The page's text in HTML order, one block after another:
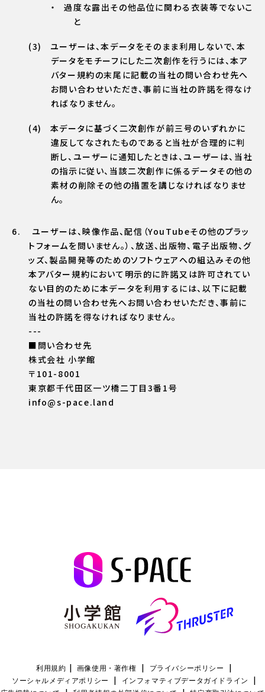
過度な露出その他品位に関わる衣装等でないこ
と
ユーザーは、本データをそのまま利用しないで、本
データをモチーフにした二次創作を行うには、本ア
バター規約の末尾に記載の当社の問い合わせ先へ
お問い合わせいただき、事前に当社の許諾を得なけ
ればなりません。
本データに基づく二次創作が前三号のいずれかに
違反してなされたものであると当社が合理的に判
断し、ユーザーに通知したときは、ユーザーは、当社
の指示に従い、当該二次創作に係るデータその他の
素材の削除その他の措置を講じなければなりませ
ん。
ユーザーは、映像作品、配信（YouTubeその他のプラッ
トフォームを問いません。）、放送、出版物、電子出版物、グ
ッズ、製品開発等のためのソフトウェアへの組込みその他
本アバター規約において明示的に許諾又は許可されてい
ない目的のために本データを利用するには、以下に記載
の当社の問い合わせ先へお問い合わせいただき、事前に
当社の許諾を得なければなりません。
---
■問い合わせ先
株式会社 小学館
〒101-8001
東京都千代田区一ツ橋二丁目3番1号
info@s-pace.land
利用規約 | 画像使用・著作権 | プライバシーポリシー |
ソーシャルメディアポリシー | インフォマティブデータガイドライン |